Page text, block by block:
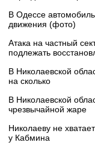
В Одессе
движения (фото)
Атака на частный
подлежать
В Николаевской
на сколько
В Николаевской
чрезвычайной жаре
Николаеву не
у Кабмина